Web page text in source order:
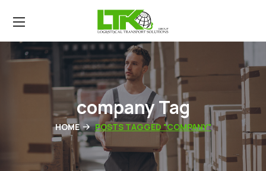
company Tag
HOME POSTS TAGGED "COMPANY"